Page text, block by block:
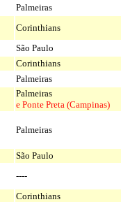
Palmeiras
Corinthians
São Paulo
Corinthians
Palmeiras
Palmeiras
e Ponte Preta (Campinas)
Palmeiras
São Paulo
----
Corinthians